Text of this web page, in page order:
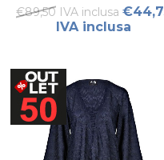
€89,50 IVA inclusa
IVA inclusa